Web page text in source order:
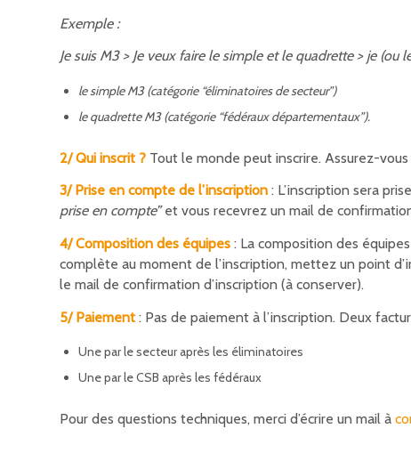
Exemple :
Je suis M3 > Je veux faire le simple et le quadrette > je
le simple M3 (catégorie “éliminatoires de secteur”)
le quadrette M3 (catégorie “fédéraux départementaux”).
2/ Qui inscrit ? Tout le monde peut inscrire. Assurez-
3/ Prise en compte de l’inscription : L’inscription sera
prise en compte”et vous recevrez un mail de
4/ Composition des équipes : La composition des
complète au moment de l’inscription, mettez un point
le mail de confirmation d’inscription (à conserver).
5/ Paiement : Pas de paiement à l’inscription. Deux
Une par le secteur après les éliminatoires
Une par le CSB après les fédéraux
Pour des questions techniques, merci d’écrire un mail à